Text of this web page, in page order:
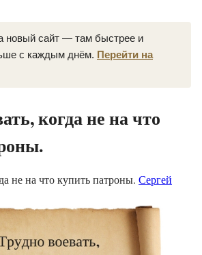
новый сайт — там быстрее и
с каждым днём. Перейти на
когда не на что
не на что купить патроны. Сергей